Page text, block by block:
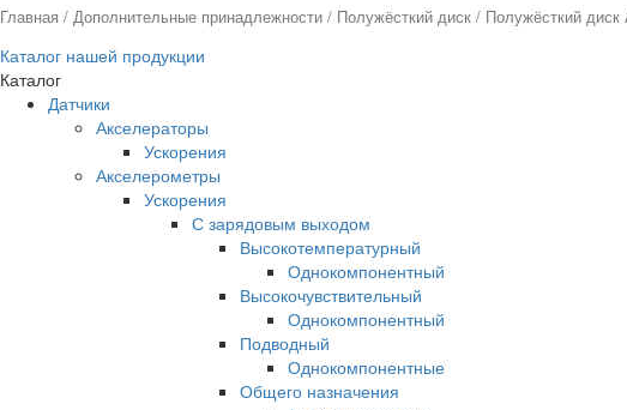
Главная / Дополнительные принадлежности / Полужёсткий диск / Полужёсткий диск
Каталог нашей продукции
Каталог
Датчики
Акселераторы
Ускорения
Акселерометры
Ускорения
С зарядовым выходом
Высокотемпературный
Однокомпонентный
Высокочувствительный
Однокомпонентный
Подводный
Однокомпонентные
Общего назначения